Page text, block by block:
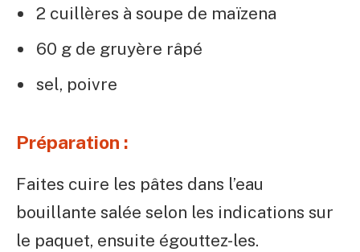
2 cuillères à soupe de maïzena
60 g de gruyère râpé
sel, poivre
Préparation :
Faites cuire les pâtes dans l’eau
bouillante salée selon les indications sur
le paquet, ensuite égouttez-les.